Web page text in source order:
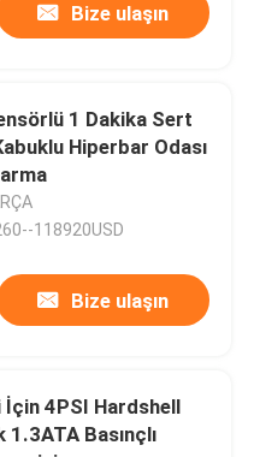
Bize ulaşın
1 Dakika Sert
Hiperbar Odası
118920USD
Bize ulaşın
İçin 4PSI Hardshell
Basınçlı